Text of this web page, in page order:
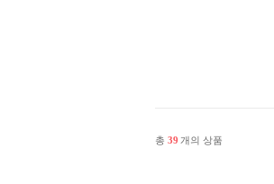
총 39 개의 상품